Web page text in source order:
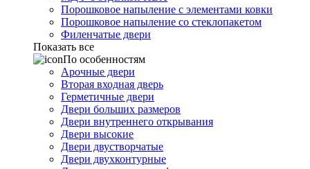
Порошковое напыление с элементами ковки
Порошковое напыление со стеклопакетом
Филенчатые двери
Показать все
По особенностям
Арочные двери
Вторая входная дверь
Герметичные двери
Двери больших размеров
Двери внутреннего открывания
Двери высокие
Двери двустворчатые
Двери двухконтурные